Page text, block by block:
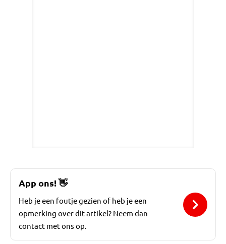
App ons!👋
Heb je een foutje gezien of heb je een
opmerking over dit artikel? Neem dan
contact met ons op.